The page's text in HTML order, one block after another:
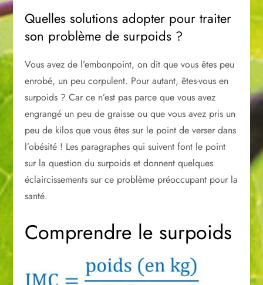
Quelles solutions adopter pour traiter
son problème de surpoids ?
Vous avez de l’embonpoint, on dit que vous êtes peu
enrobé, un peu corpulent. Pour autant, êtes-vous en
surpoids ? Car ce n’est pas parce que vous avez
engrangé un peu de graisse ou que vous avez pris un
peu de kilos que vous êtes sur le point de verser dans
l’obésité ! Les paragraphes qui suivent font le point
sur la question du surpoids et donnent quelques
éclaircissements sur ce problème préoccupant pour la
santé.
Comprendre le surpoids